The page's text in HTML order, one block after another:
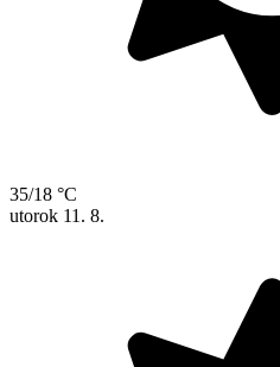
35/18 °C
utorok 11. 8.